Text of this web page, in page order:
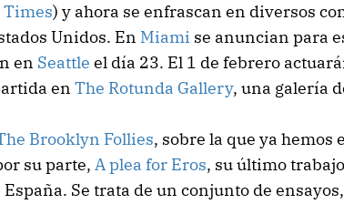
Times) y ahora se enfrascan en diversos
Unidos. En Miami se anuncian para
en Seattle el día 23. El 1 de febrero
en The Rotunda Gallery, una galería
Brooklyn Follies, sobre la que ya hemos
su parte, A plea for Eros, su último
Se trata de un conjunto de